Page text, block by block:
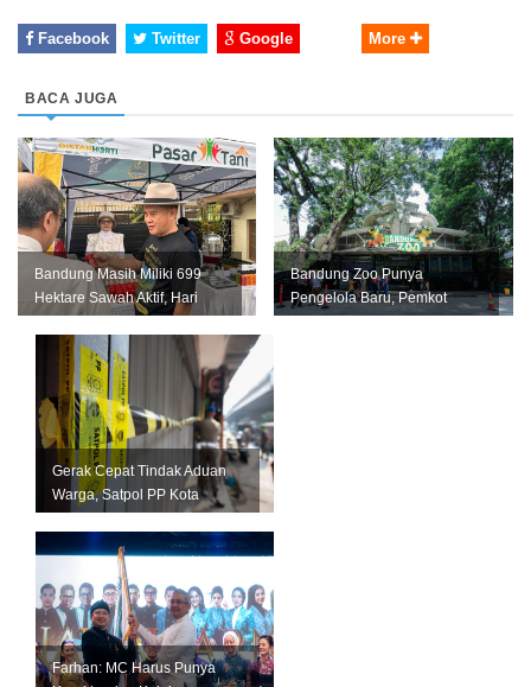
Facebook Twitter Google More
BACA JUGA
Bandung Masih Miliki 699
Hektare Sawah Aktif, Hari
Momentum...
Bandung Zoo Punya
Pengelola Baru, Pemkot
Gerak Cepat Tindak Aduan
Warga, Satpol PP Kota
Farhan: MC Harus Punya